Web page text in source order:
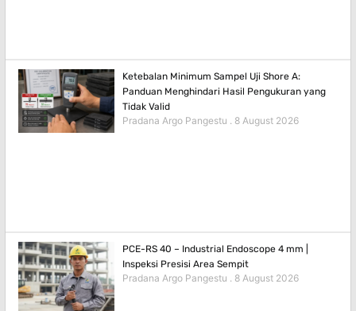
Ketebalan Minimum Sampel Uji Shore A:
Panduan Menghindari Hasil Pengukuran yang
Tidak Valid
Pradana Argo Pangestu 8 August 2026
PCE-RS 40 – Industrial Endoscope 4 mm |
Inspeksi Presisi Area Sempit
Pradana Argo Pangestu 8 August 2026